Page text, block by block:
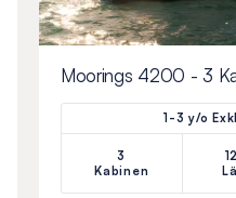
Moorings 4200 - 3
1-3 y/o
3
Kabinen